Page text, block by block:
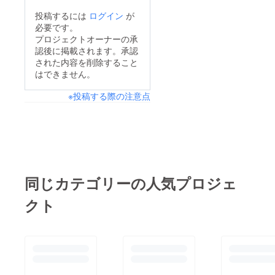
投稿するには ログイン が
必要です。
プロジェクトオーナーの承
認後に掲載されます。承認
された内容を削除すること
はできません。
※投稿する際の注意点
同じカテゴリーの人気プロジェ
クト